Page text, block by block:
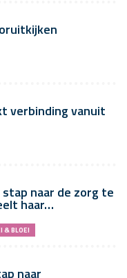
verbinding vanuit
naar de zorg te
haar…
& BLOEI
naar